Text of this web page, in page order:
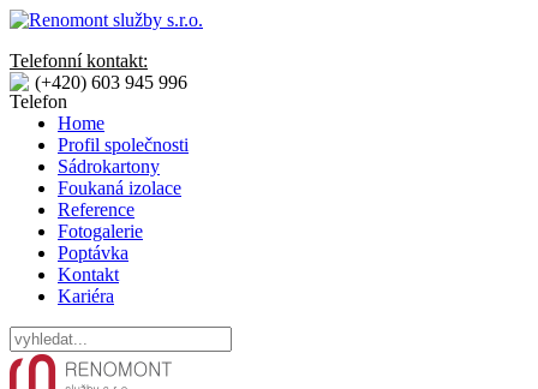
Telefonní kontakt:
(+420) 603 945 996
Home
Profil společnosti
Sádrokartony
Foukaná izolace
Reference
Fotogalerie
Poptávka
Kontakt
Kariéra